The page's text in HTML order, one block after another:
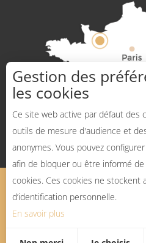
Mentions légales Plan
BLOG SPORTS
Gestion des
les cookies
Ce site web active par défaut des
outils de mesure d'audience et
anonymes. Vous pouvez
afin de bloquer ou être informé
cookies. Ces cookies ne stockent
d’identification personnelle.
En savoir plus